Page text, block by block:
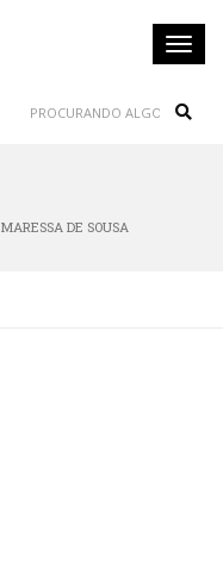
MARESSA DE SOUSA